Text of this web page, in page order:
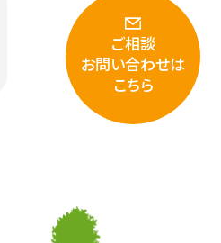
ご相談
お問い合わせは
こちら